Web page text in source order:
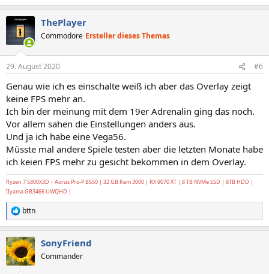
ThePlayer
Commodore Ersteller dieses Themas
29. August 2020 #6
Genau wie ich es einschalte weiß ich aber das Overlay zeigt
keine FPS mehr an.
Ich bin der meinung mit dem 19er Adrenalin ging das noch.
Vor allem sahen die Einstellungen anders aus.
Und ja ich habe eine Vega56.
Müsste mal andere Spiele testen aber die letzten Monate habe
ich keien FPS mehr zu gesicht bekommen in dem Overlay.
Ryzen 7 5800X3D | Aorus Pro-P B550 | 32 GB Ram 3000 | RX 9070 XT | 8 TB NVMe SSD | 8TB HDD |
IIyama GB3466 UWQHD |
R
e
k
t
i
bttn
SonyFriend
Commander